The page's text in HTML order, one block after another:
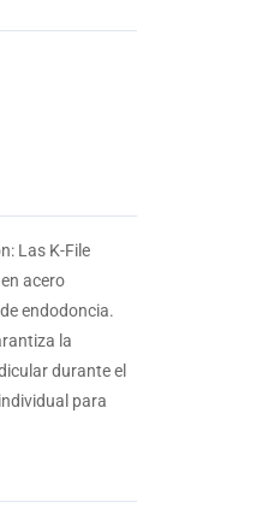
Las K-File
acero
endodoncia.
la
durante el
para